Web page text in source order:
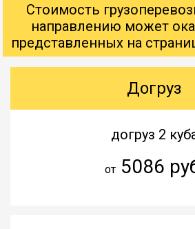
Стоимость
направлению может
представленных на
Догруз
догруз 2
от5086